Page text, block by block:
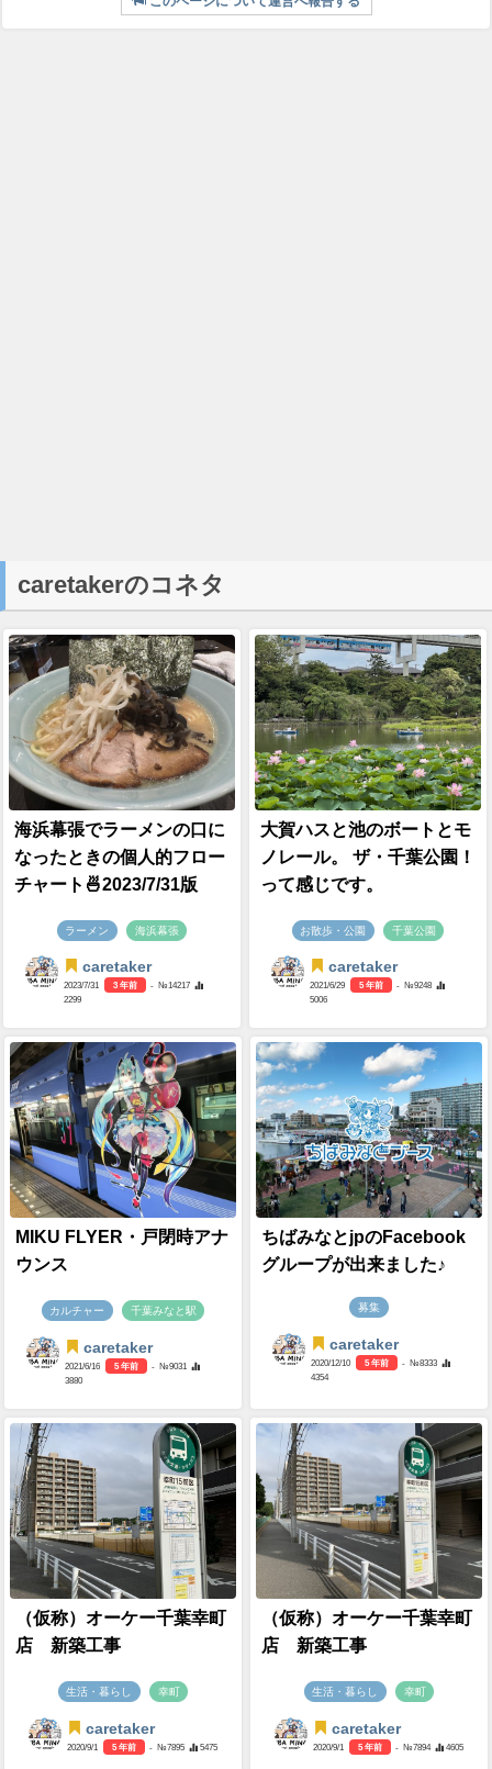
caretakerのコネタ
海浜幕張でラーメンの口に
なったときの個人的フロー
チャート🍜2023/7/31版
ラーメン 海浜幕張
caretaker
2023/7/31 3 年前
- №14217
2299
大賀ハスと池のボートとモ
ノレール。 ザ・千葉公園！
って感じです。
お散歩・公園 千葉公園
caretaker
2021/6/29 5 年前
- №9248
5006
MIKU FLYER・戸閉時アナ
ウンス
カルチャー 千葉みなと駅
caretaker
2021/6/16 5 年前
- №9031
3880
ちばみなとjpのFacebook
グループが出来ました♪
募集
caretaker
2020/12/10 5 年前
- №8333
4354
（仮称）オーケー千葉幸町
店 新築工事
生活・暮らし 幸町
caretaker
2020/9/1 5 年前 - №7895 5475
（仮称）オーケー千葉幸町
店 新築工事
生活・暮らし 幸町
caretaker
2020/9/1 5 年前 - №7894 4605